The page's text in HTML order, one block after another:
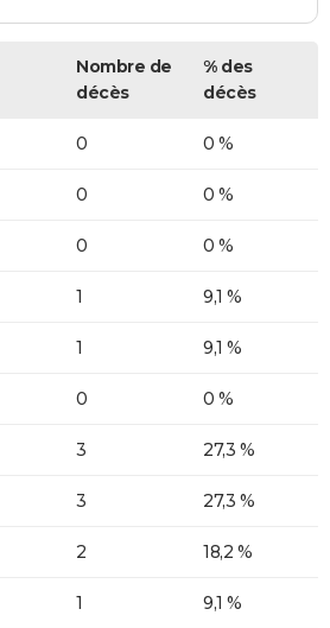
Nombre de
décès
% des
décès
0 0 %
0 0 %
0 0 %
1 9,1 %
1 9,1 %
0 0 %
3 27,3 %
3 27,3 %
2 18,2 %
1 9,1 %